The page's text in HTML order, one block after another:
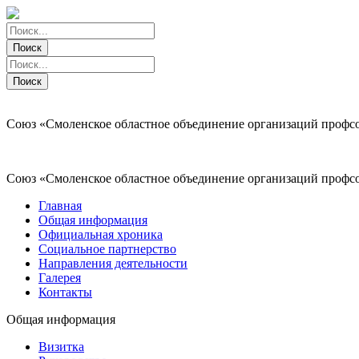
Поиск
Поиск
Поиск
Поиск
Союз «Смоленское областное объединение организаций
Союз «Смоленское областное объединение организаций
Главная
Общая информация
Официальная хроника
Социальное партнерство
Направления деятельности
Галерея
Контакты
Общая информация
Визитка